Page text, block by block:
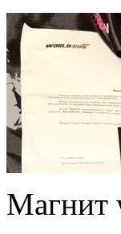
Магнит